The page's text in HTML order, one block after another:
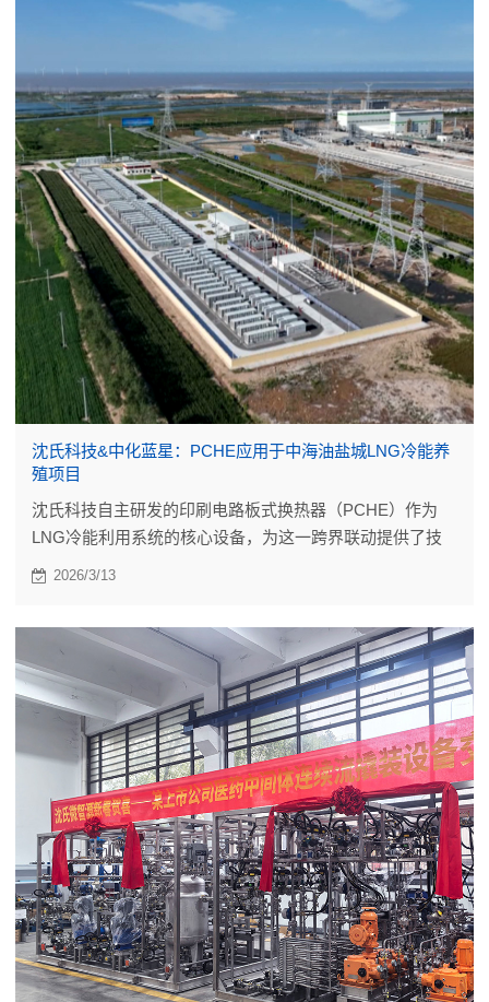
沈氏科技&中化蓝星：PCHE应用于中海油盐城LNG冷能养
殖项目
沈氏科技自主研发的印刷电路板式换热器（PCHE）作为
LNG冷能利用系统的核心设备，为这一跨界联动提供了技
术支撑。
2026/3/13